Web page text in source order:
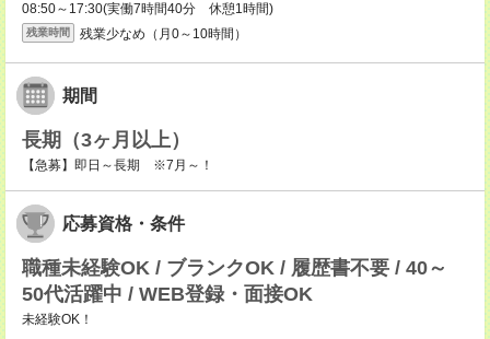
08:50～17:30(実働7時間40分 休憩1時間)
残業時間 残業少なめ（月0～10時間）
期間
長期（3ヶ月以上）
【急募】即日～長期 ※7月～！
応募資格・条件
職種未経験OK / ブランクOK / 履歴書不要 / 40～
50代活躍中 / WEB登録・面接OK
未経験OK！